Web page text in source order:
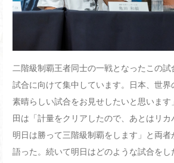
二階級制覇王者同士の一戦となったこの
試合に向けて集中しています。日本、世
素晴らしい試合をお見せしたいと思いま
田は「計量をクリアしたので、あとはリ
明日は勝って三階級制覇をします」と両者
語った。続いて明日はどのような試合を